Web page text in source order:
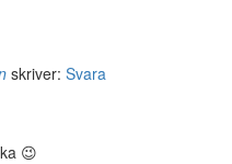
skriver: Svara
😉